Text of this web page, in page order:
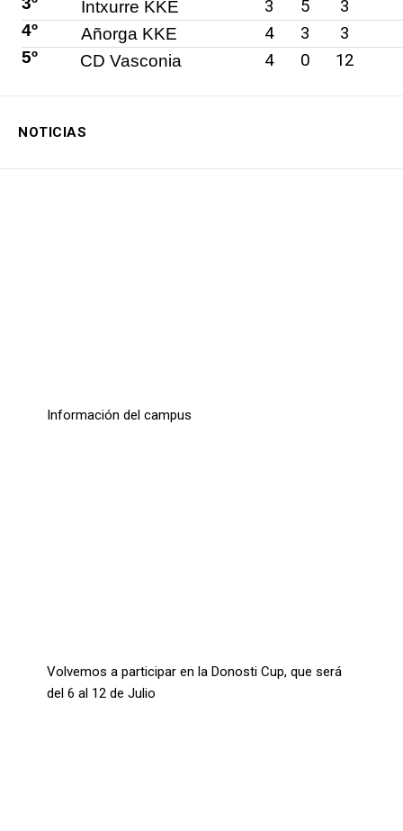
Intxurre KKE 3 5 3
4º Añorga KKE 4 3 3
5º CD Vasconia 4 0 12
NOTICIAS
Información del campus
Volvemos a participar en la Donosti Cup, que será
del 6 al 12 de Julio